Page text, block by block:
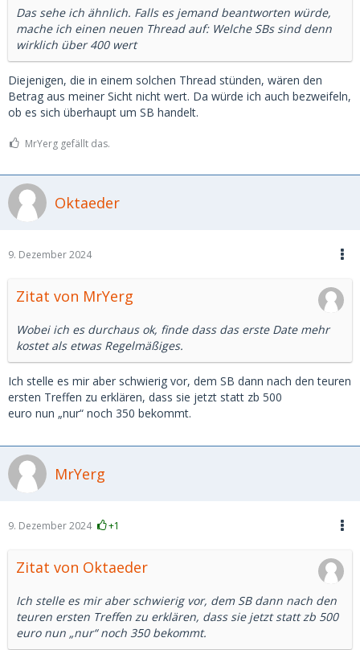
Das sehe ich ähnlich. Falls es jemand beantworten würde,
mache ich einen neuen Thread auf: Welche SBs sind denn
wirklich über 400 wert
Diejenigen, die in einem solchen Thread stünden, wären den
Betrag aus meiner Sicht nicht wert. Da würde ich auch bezweifeln,
ob es sich überhaupt um SB handelt.
MrYerg gefällt das.
Oktaeder
9. Dezember 2024
Zitat von MrYerg
Wobei ich es durchaus ok, finde dass das erste Date mehr
kostet als etwas Regelmäßiges.
Ich stelle es mir aber schwierig vor, dem SB dann nach den teuren
ersten Treffen zu erklären, dass sie jetzt statt zb 500
euro nun „nur“ noch 350 bekommt.
MrYerg
9. Dezember 2024 +1
Zitat von Oktaeder
Ich stelle es mir aber schwierig vor, dem SB dann nach den
teuren ersten Treffen zu erklären, dass sie jetzt statt zb 500
euro nun „nur“ noch 350 bekommt.